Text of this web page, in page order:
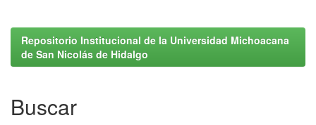
Repositorio Institucional de la Universidad Michoacana
de San Nicolás de Hidalgo
Buscar